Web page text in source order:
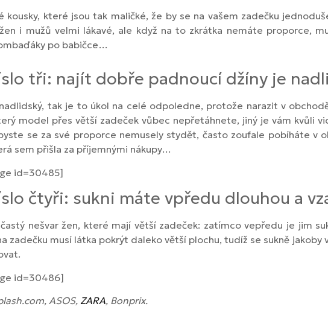
kousky, které jsou tak maličké, že by se na vašem zadečku
i mužů velmi lákavé, ale když na to zkrátka nemáte proporce,
po babičce…
tři: najít dobře padnoucí džíny je
tak je to úkol na celé odpoledne, protože narazit v
model přes větší zadeček vůbec nepřetáhnete, jiný je vám kvůli
se za své proporce nemusely stydět, často zoufale pobíháte v
sem přišla za příjemnými nákupy…
id=30485]
čtyři: sukni máte vpředu dlouhou a
nešvar žen, které mají větší zadeček: zatímco vepředu je jim
zadečku musí látka pokrýt daleko větší plochu, tudíž se sukně
id=30486]
ASOS, ZARA, Bonprix.